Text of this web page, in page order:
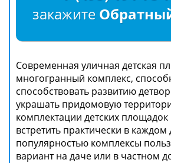
закажите
Современная уличная детская
многогранный комплекс,
способствовать развитию
украшать придомовую
комплектации детских
встретить практически в
популярностью комплексы
вариант на даче или в частном